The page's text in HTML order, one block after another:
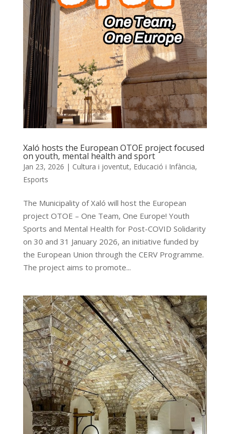
Xaló hosts the European OTOE project focused
on youth, mental health and sport
Jan 23, 2026 | Cultura i joventut, Educació i Infància,
Esports
The Municipality of Xaló will host the European
project OTOE – One Team, One Europe! Youth
Sports and Mental Health for Post-COVID Solidarity
on 30 and 31 January 2026, an initiative funded by
the European Union through the CERV Programme.
The project aims to promote...